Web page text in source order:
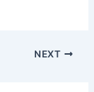
NEXT